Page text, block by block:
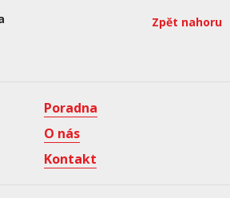
Zpět nahoru
Poradna
O nás
Kontakt